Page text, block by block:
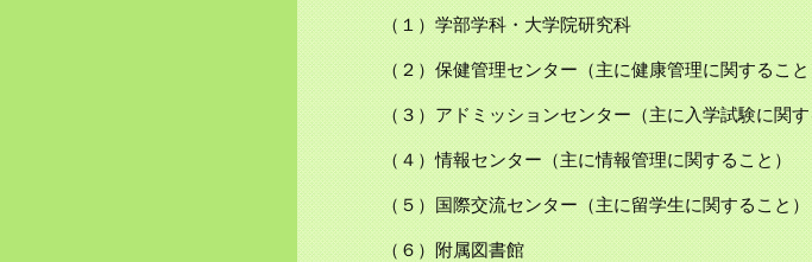
（１）学部学科・大学院研究科
（２）保健管理センター（主に健康管理に関するこ
（３）アドミッションセンター（主に入学試験に関
（４）情報センター（主に情報管理に関すること）
（５）国際交流センター（主に留学生に関すること）
（６）附属図書館